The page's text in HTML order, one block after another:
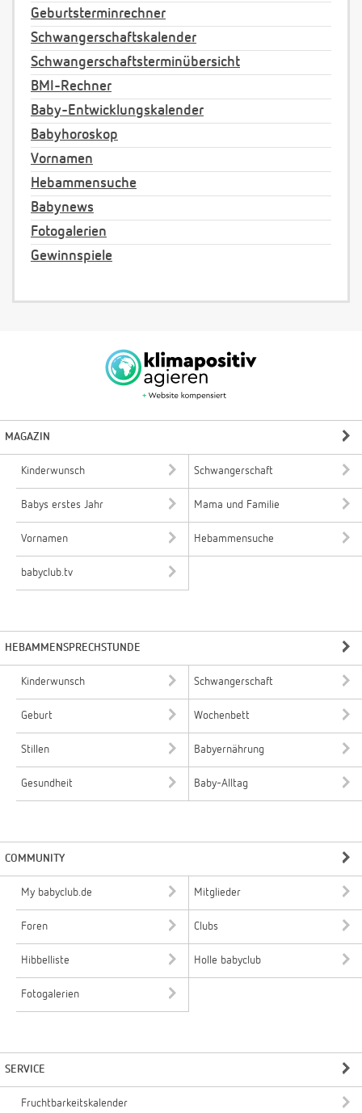
Geburtsterminrechner
Schwangerschaftskalender
Schwangerschaftsterminübersicht
BMI-Rechner
Baby-Entwicklungskalender
Babyhoroskop
Vornamen
Hebammensuche
Babynews
Fotogalerien
Gewinnspiele
MAGAZIN
Kinderwunsch Schwangerschaft
Babys erstes Jahr Mama und Familie
Vornamen Hebammensuche
babyclub.tv
HEBAMMENSPRECHSTUNDE
Kinderwunsch Schwangerschaft
Geburt Wochenbett
Stillen Babyernährung
Gesundheit Baby-Alltag
COMMUNITY
My babyclub.de Mitglieder
Foren Clubs
Hibbelliste Holle babyclub
Fotogalerien
SERVICE
Fruchtbarkeitskalender